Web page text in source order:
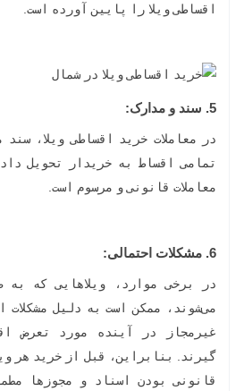
اقساطی ویلا را پایین آورده است.
5. سند و مدارک:
در معاملات خرید اقساطی ویلا،
تمامی اقساط به خریدار تحویل
معاملات قانونی و مرسوم است.
6. مشکلات احتمالی:
در برخی موارد، ویلاهایی که به
می‌شوند، ممکن است به دلیل مشکلات
غیرمجاز در آینده مورد تعرض
گیرند. بنابراین، قبل از خرید هر
قانونی بودن اسناد و مجوزها